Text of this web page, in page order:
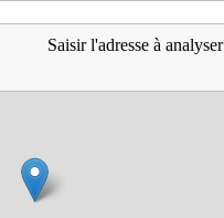
Saisir l'adresse à analyser